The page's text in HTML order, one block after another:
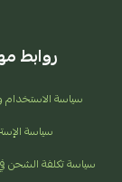
روابط
سياسة
سياسة
سياسة تكلفة الشحن